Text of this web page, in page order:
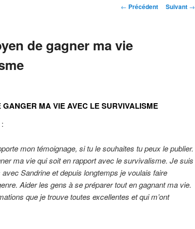
Navigation des
← Précédent Suivant →
de gagner ma vie
GANGER MA VIE AVEC LE SURVIVALISME
mon témoignage, si tu le souhaites tu peux le publier.
ma vie qui soit en rapport avec le survivalisme. Je suis
Sandrine et depuis longtemps je voulais faire
Aider les gens à se préparer tout en gagnant ma vie.
que je trouve toutes excellentes et qui m’ont